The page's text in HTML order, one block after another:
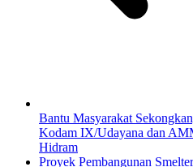
Bantu Masyarakat
Kodam IX/Udayana dan
Hidram
Proyek Pembangunan